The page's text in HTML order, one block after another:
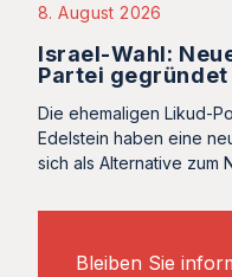
8. August 2026
Israel-Wahl:
Partei gegründet
Die ehemaligen Likud-
Edelstein haben eine
sich als Alternative zum
Bleiben Sie